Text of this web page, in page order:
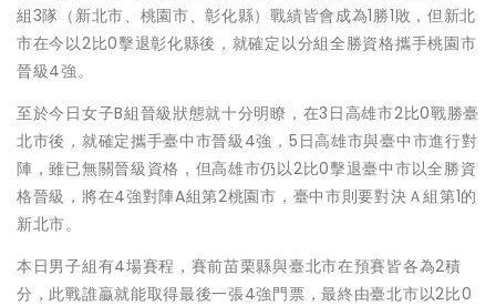
組3隊（新北市、桃園市、彰化縣）戰績皆會成為1勝1敗，但新北
市在今以2比0擊退彰化縣後，就確定以分組全勝資格攜手桃園市
晉級4強。
至於今日女子B組晉級狀態就十分明瞭，在3日高雄市2比0戰勝臺
北市後，就確定攜手臺中市晉級4強，5日高雄市與臺中市進行對
陣，雖已無關晉級資格，但高雄市仍以2比0擊退臺中市以全勝資
格晉級，將在4強對陣A組第2桃園市，臺中市則要對決Ａ組第1的
新北市。
本日男子組有4場賽程，賽前苗栗縣與臺北市在預賽皆各為2積
分，此戰誰贏就能取得最後一張4強門票，最終由臺北市以2比0